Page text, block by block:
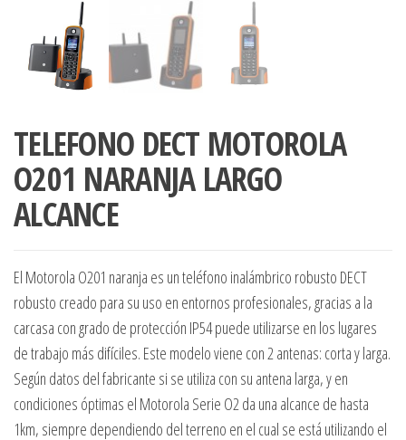
TELEFONO DECT MOTOROLA
O201 NARANJA LARGO
ALCANCE
El Motorola O201 naranja es un teléfono inalámbrico robusto DECT
robusto creado para su uso en entornos profesionales, gracias a la
carcasa con grado de protección IP54 puede utilizarse en los lugares
de trabajo más difíciles. Este modelo viene con 2 antenas: corta y larga.
Según datos del fabricante si se utiliza con su antena larga, y en
condiciones óptimas el Motorola Serie O2 da una alcance de hasta
1km, siempre dependiendo del terreno en el cual se está utilizando el